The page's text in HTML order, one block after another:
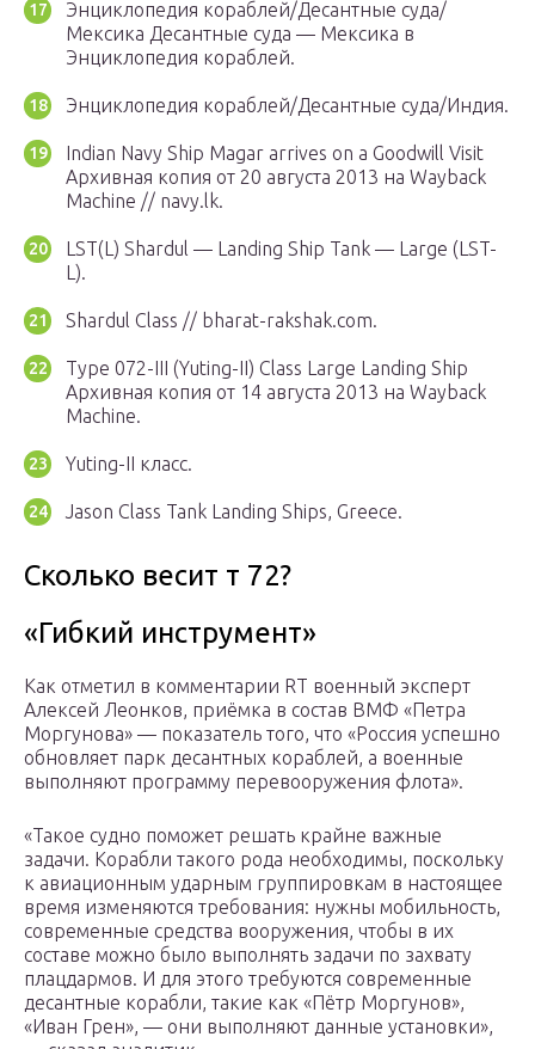
Энциклопедия кораблей/Десантные суда/
Мексика Десантные суда — Мексика в
Энциклопедия кораблей.
Энциклопедия кораблей/Десантные суда/Индия.
Indian Navy Ship Magar arrives on a Goodwill Visit
Архивная копия от 20 августа 2013 на Wayback
Machine // navy.lk.
LST(L) Shardul — Landing Ship Tank — Large (LST-
L).
Shardul Class // bharat-rakshak.com.
Type 072-III (Yuting-II) Class Large Landing Ship
Архивная копия от 14 августа 2013 на Wayback
Machine.
Yuting-II класс.
Jason Class Tank Landing Ships, Greece.
Сколько весит т 72?
«Гибкий инструмент»
Как отметил в комментарии RT военный эксперт
Алексей Леонков, приёмка в состав ВМФ «Петра
Моргунова» — показатель того, что «Россия успешно
обновляет парк десантных кораблей, а военные
выполняют программу перевооружения флота».
«Такое судно поможет решать крайне важные
задачи. Корабли такого рода необходимы, поскольку
к авиационным ударным группировкам в настоящее
время изменяются требования: нужны мобильность,
современные средства вооружения, чтобы в их
составе можно было выполнять задачи по захвату
плацдармов. И для этого требуются современные
десантные корабли, такие как «Пётр Моргунов»,
«Иван Грен», — они выполняют данные установки»,